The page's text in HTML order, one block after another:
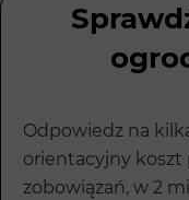
Odpowiedz na
orientacyjny
zobowiązań, w 2